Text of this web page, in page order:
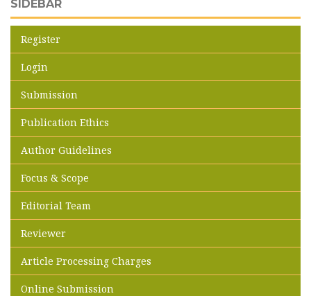
SIDEBAR
Register
Login
Submission
Publication Ethics
Author Guidelines
Focus & Scope
Editorial Team
Reviewer
Article Processing Charges
Online Submission